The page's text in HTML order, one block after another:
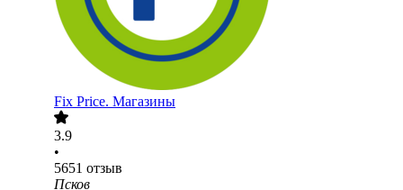
Fix Price. Магазины
3.9
•
5651 отзыв
Псков